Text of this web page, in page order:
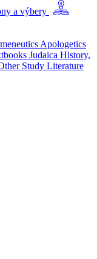
a výbery
Apologetics
Judaica History,
Study Literature